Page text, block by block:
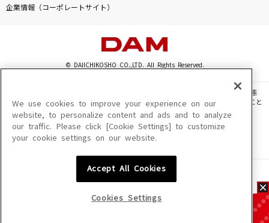
企業情報（コーポレートサイト）
© DAIICHIKOSHO CO.,LTD. All Rights Reserved.
このサイトに掲載されている一切の文章・画像・写真・動画・音声等を、手段や形態
を問わず、著作権法の定める範囲を超えて無断で複製、転載、ファイル化などすること
を禁じます。
楽曲及びコンテンツは、機種によりご利用いただけない場合があります。
楽曲及びコンテンツの配信日、配信内容が変更になる場合があります。
We use cookies to improve your experience on our
website, to personalize content and ads and to analyze
our traffic. Please click [Cookie Settings] to customize
your cookie settings on our website.
Accept All Cookies
Cookies Settings